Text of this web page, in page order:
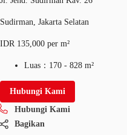
Sudirman, Jakarta Selatan
IDR 135,000 per m²
Luas： 170 - 828 m²
Hubungi Kami
Hubungi Kami
Bagikan